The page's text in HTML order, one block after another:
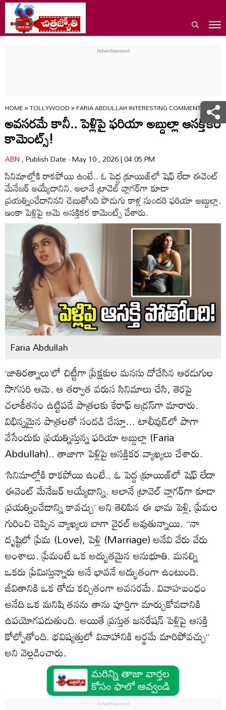
HOME»TOLLYWOOD»FARIA ABDULLAH INTERESTING COMMENTS ON
అవసరమే కానీ.. పెళ్లిపై ఫరియా అబ్దుల్లా ఆసక్తికర
కామెంట్స్!
ABN, Publish Date - May 10 , 2026 | 04:05 PM
సినిమాల్లోకి రాకపోయి ఉంటే.. ఓ పెద్ద క్రూయిజ్‌లో షెఫ్‌ లేదా ఈవెంట్‌
మేనేజర్‌ అయ్యేదానిని. అలానే ట్రావెల్‌ వ్లాగర్‌గా కూడా
ప్రయత్నించేదానినని చెబుతోంది పొడుగు కాళ్ల సుందరి ఫరియా అబ్దుల్లా.
ఇంకా పెళ్లిపై ఆమె ఆసక్తికర కామెంట్స్ చేశారు.
Faria Abdullah
‘జాతిరత్నాలు’లో చిట్టీగా ప్రేక్షకుల మనసు దోచేసిన ఆరడుగుల
సొగసరి ఆమె. ఆ తర్వాత వరుస సినిమాలు చేసి, తెరపై
చలాకీతనం ఉట్టిపడే పాత్రలకు కేరాఫ్‌ అడ్రస్‌గా మారారు.
విభిన్నమైన పాత్రలతో సందడి చేస్తూ... టాలీవుడ్‌లో పాగా
వేసేందుకు ప్రయత్నిస్తున్న ఫరియా అబ్దుల్లా (Faria
Abdullah).. తాజాగా పెళ్లిపై ఆసక్తికర వ్యాఖ్యలు చేశారు.
‘సినిమాల్లోకి రాకపోయి ఉంటే.. ఓ పెద్ద క్రూయిజ్‌లో షెఫ్‌ లేదా
ఈవెంట్‌ మేనేజర్‌ అయ్యేదాన్ని. అలానే ట్రావెల్‌ వ్లాగర్‌గా కూడా
ప్రయత్నించేదాన్ని కావచ్చు’ అని తెలిపిన ఈ భామ పెళ్లి, ప్రేమల
గురించి చెప్పిన వ్యాఖ్యలు బాగా వైరల్ అవుతున్నాయి. ‘‘నా
దృష్టిలో ప్రేమ (Love), పెళ్లి (Marriage) అనేవి వేరు వేరు
అంశాలు. ప్రేమంటే ఒక అద్భుతమైన అనుభూతి. మనల్ని
ఒకరు ప్రేమిస్తున్నారు అనే భావనే అద్భుతంగా ఉంటుంది.
జీవితానికి ఒక తోడు కచ్చితంగా అవసరమే. వివాహబంధం
అనేది ఒక మనిషి తనను తాను పూర్తిగా మార్చుకోవడానికి
ఉపయోగపడుతుంది. అయితే ప్రస్తుత జనరేషన్‌ పెళ్లిపై ఆసక్తి
కోల్పోతోంది. భవిష్యత్తులో వివాహానికి అర్థమే మారిపోవచ్చు’’
అని వెల్లడించారు.